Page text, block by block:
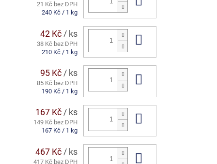
21 Kč bez DPH
Měrná
240 Kč / 1 kg
42 Kč / ks
38 Kč bez DPH
Měrná
210 Kč / 1 kg
95 Kč / ks
85 Kč bez DPH
Měrná
190 Kč / 1 kg
167 Kč/ ks
149 Kč bez DPH
Měrná
167 Kč / 1 kg
467 Kč / ks
417 Kč bez DPH